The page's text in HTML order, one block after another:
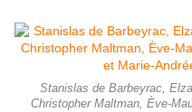
Stanislas de Barbeyrac,
Christopher Maltman, Ève-